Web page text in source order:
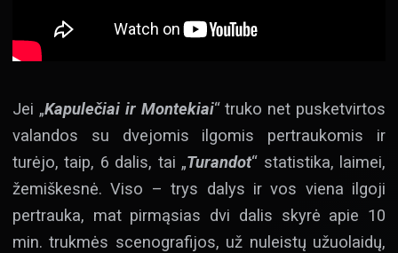
Jei „Kapulečiai ir Montekiai“ truko net pusketvirtos
valandos su dvejomis ilgomis pertraukomis ir
turėjo, taip, 6 dalis, tai „Turandot“ statistika, laimei,
žemiškesnė. Viso – trys dalys ir vos viena ilgoji
pertrauka, mat pirmąsias dvi dalis skyrė apie 10
min. trukmės scenografijos, už nuleistų užuolaidų,